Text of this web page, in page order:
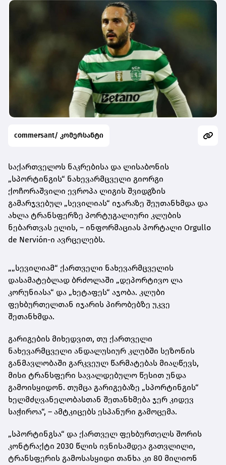
commersant/ კომერსანტი
საქართველოს ნაკრებისა და ლისაბონის
„სპორტინგის“ ნახევარმცველი გიორგი
ქოჩორაშვილი ევროპა ლიგის შვიდგზის
გამარჯვებულ „სევილიას“ იჯარაზე შეუთანხმდა და
ახლა ტრანსფერზე პორტუგალიური კლუბის
ნებართვას ელის, – ინფორმაციას პორტალი Orgullo
de Nervión-ი ავრცელებს.
„„სევილიამ“ ქართველი ნახევარმცველის
დასამატებლად ბრძოლაში „დეპორტივო ლა
კორუნიასა“ და „ხეტაფეს“ აჯობა. კლუბი
ფეხბურთელთან იჯარის პირობებზე უკვე
შეთანხმდა.
გარიგების მიხედვით, თუ ქართველი
ნახევარმცველი ანდალუსიურ კლუბში სეზონის
განმავლობაში გარკვეულ წარმატებას მიაღწევს,
მისი ტრანსფერი სავალდებულო წესით უნდა
გამოისყიდონ. თუმცა გარიგებაზე „სპორტინგის“
ხელმძღვანელობასთან შეთანხმება ჯერ კიდევ
საჭიროა“, – ამტკიცებს ესპანური გამოცემა.
„სპორტინგსა“ და ქართველ ფეხბურთელს შორის
კონტრაქტი 2030 წლის ივნისამდეა გათვლილი,
ტრანსფერის გამოსასყიდი თანხა კი 80 მილიონ